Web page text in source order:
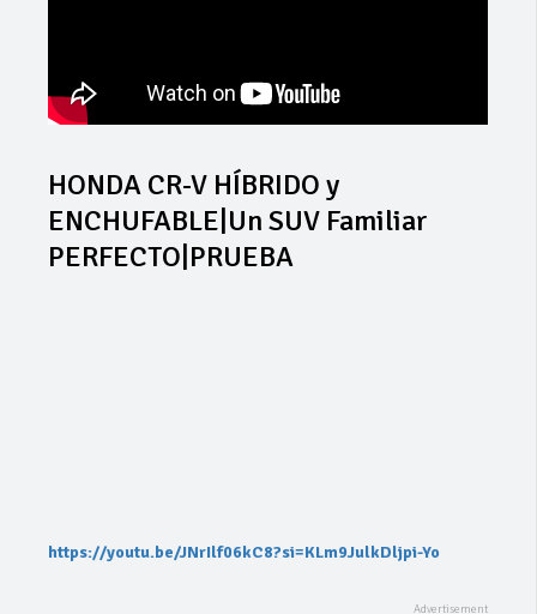
HONDA CR-V HÍBRIDO y
ENCHUFABLE|Un SUV Familiar
PERFECTO|PRUEBA
https://youtu.be/JNrIlf06kC8?si=KLm9JulkDljpi-Yo